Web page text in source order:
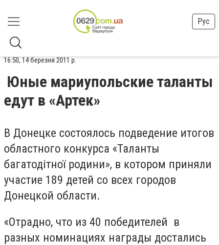
Рус
16:50, 14 березня 2011 р.
Юные мариупольские таланты
едут в «Артек»
В Донецке состоялось подведение итогов
областного конкурса «Таланты
багатодiтної родини», в котором приняли
участие 189 детей со всех городов
Донецкой области.
«Отрадно, что из 40 победителей в
разных номинациях награды достались